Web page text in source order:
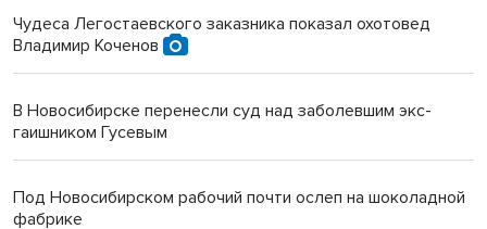
Чудеса Легостаевского заказника показал охотовед
Владимир Коченов
В Новосибирске перенесли суд над заболевшим экс-
гаишником Гусевым
Под Новосибирском рабочий почти ослеп на шоколадной
фабрике